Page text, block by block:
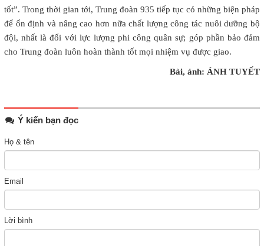
tốt”. Trong thời gian tới, Trung đoàn 935 tiếp tục có những biện pháp
để ổn định và nâng cao hơn nữa chất lượng công tác nuôi dưỡng bộ
đội, nhất là đối với lực lượng phi công quân sự; góp phần bảo đảm
cho Trung đoàn luôn hoàn thành tốt mọi nhiệm vụ được giao.
Bài, ảnh: ÁNH TUYẾT
Ý kiến bạn đọc
Họ & tên
Email
Lời bình